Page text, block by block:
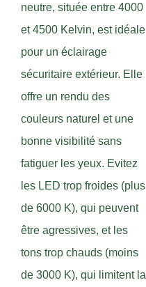
neutre, située entre 4000
et 4500 Kelvin, est idéale
pour un éclairage
sécuritaire extérieur. Elle
offre un rendu des
couleurs naturel et une
bonne visibilité sans
fatiguer les yeux. Evitez
les LED trop froides (plus
de 6000 K), qui peuvent
être agressives, et les
tons trop chauds (moins
de 3000 K), qui limitent la